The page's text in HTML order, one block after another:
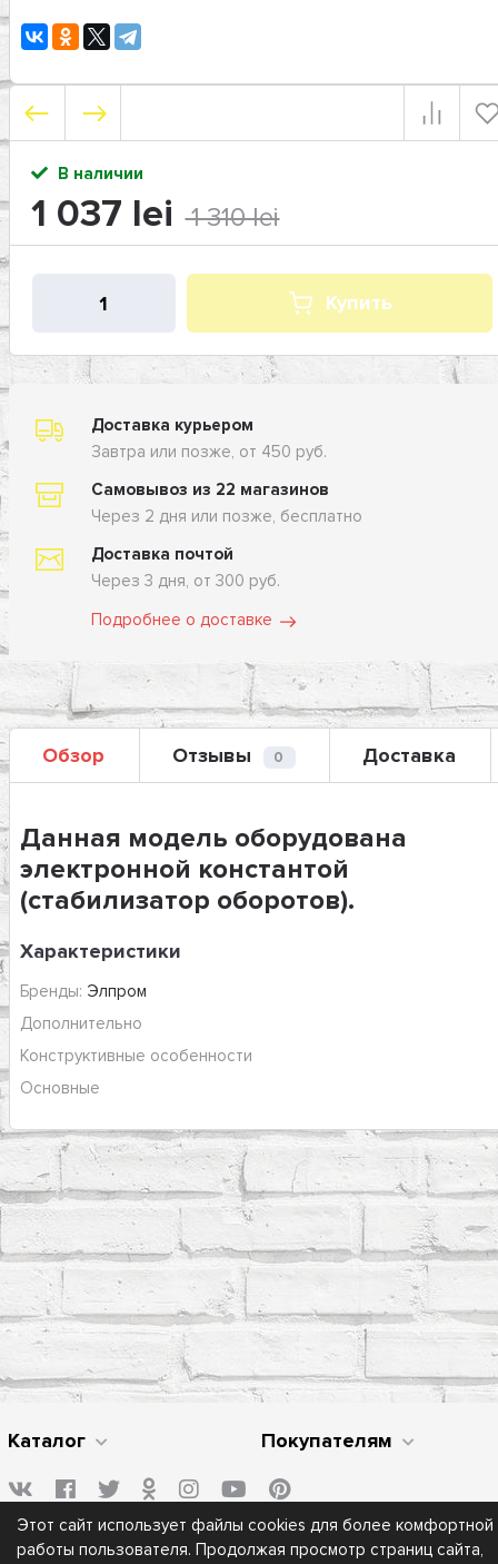
Этот сайт использует файлы cookies для более комфортной
работы пользователя. Продолжая просмотр страниц сайта,
В наличии
1 037 lei 1 310 lei
Купить
Доставка курьером
Завтра или позже, от 450 руб.
Самовывоз из 22 магазинов
Через 2 дня или позже, бесплатно
Доставка почтой
Через 3 дня, от 300 руб.
Подробнее о доставке
Обзор Отзывы 0 Доставка
Данная модель оборудована
электронной константой
(стабилизатор оборотов).
Характеристики
Бренды: Элпром
Дополнительно
Конструктивные особенности
Основные
Каталог Покупателям